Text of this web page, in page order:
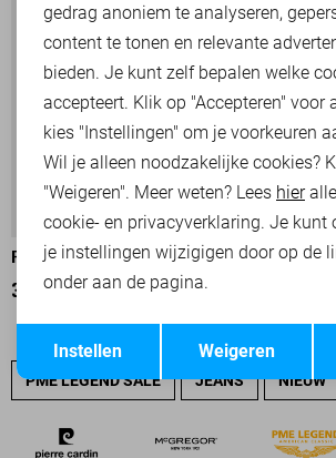
-25%
PME LEGEND T-SHIRT
37,50 49,99
PME
PME LEGEND SALE JEANS NIEUW
Marketing cookies
gedrag anoniem te analyseren,
content te tonen en relevante
bieden. Je kunt zelf bepalen welke
accepteert. Klik op "Accepteren" voor
kies "Instellingen" om je voorkeuren
Wil je alleen noodzakelijke cookies?
"Weigeren". Meer weten? Lees hier
cookie- en privacyverklaring. Je kunt
je instellingen wijzigigen door op de
onder aan de pagina.
Weigeren
Instellen